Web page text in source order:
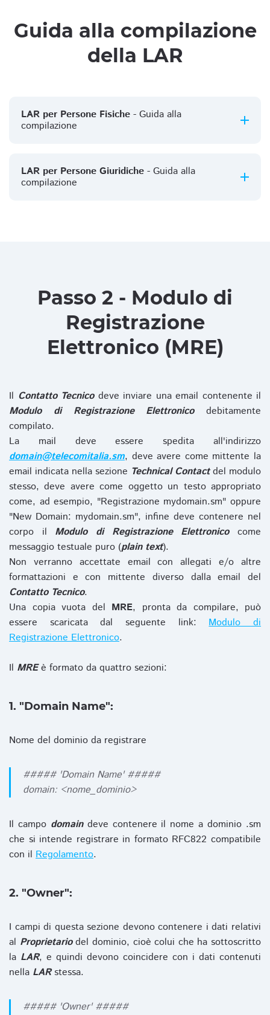
Guida alla compilazione
della LAR
LAR per Persone Fisiche - Guida alla
compilazione
LAR per Persone Giuridiche - Guida alla
compilazione
Passo 2 - Modulo di
Registrazione
Elettronico (MRE)
Il Contatto Tecnicodeve inviare una email contenente il
Modulo di Registrazione Elettronicodebitamente
compilato.
La mail deve essere spedita all'indirizzo
domain@telecomitalia.sm, deve avere come mittente la
email indicata nella sezione Technical Contactdel modulo
stesso, deve avere come oggetto un testo appropriato
come, ad esempio, "Registrazione mydomain.sm" oppure
"New Domain: mydomain.sm", infine deve contenere nel
corpo il Modulo di Registrazione Elettronicocome
messaggio testuale puro (plain text).
Non verranno accettate email con allegati e/o altre
formattazioni e con mittente diverso dalla email del
Contatto Tecnico.
Una copia vuota del MRE, pronta da compilare, può
essere scaricata dal seguente link:Modulo di
Registrazione Elettronico.
Il MREè formato da quattro sezioni:
1. "Domain Name":
Nome del dominio da registrare
##### 'Domain Name' #####
domain: <nome_dominio>
Il campo domaindeve contenere il nome a dominio .sm
che si intende registrare in formato RFC822 compatibile
con il Regolamento.
2. "Owner":
I campi di questa sezione devono contenere i dati relativi
al Proprietariodel dominio, cioè colui che ha sottoscritto
la LAR, e quindi devono coincidere con i dati contenuti
nella LARstessa.
##### 'Owner' #####